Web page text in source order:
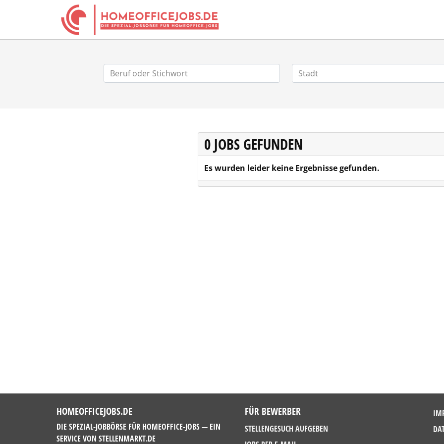
0 JOBS GEFUNDEN
Es wurden leider keine Ergebnisse gefunden.
HOMEOFFICEJOBS.DE
DIE SPEZIAL-JOBBÖRSE FÜR HOMEOFFICE-JOBS — EIN
SERVICE VON STELLENMARKT.DE
FÜR BEWERBER
STELLENGESUCH AUFGEBEN